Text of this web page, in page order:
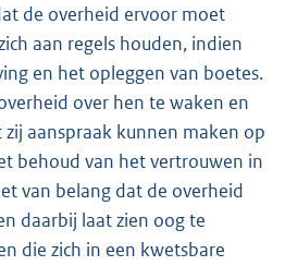
de overheid ervoor moet
aan regels houden, indien
en het opleggen van boetes.
over hen te waken en
aanspraak kunnen maken op
behoud van het vertrouwen in
van belang dat de overheid
daarbij laat zien oog te
die zich in een kwetsbare